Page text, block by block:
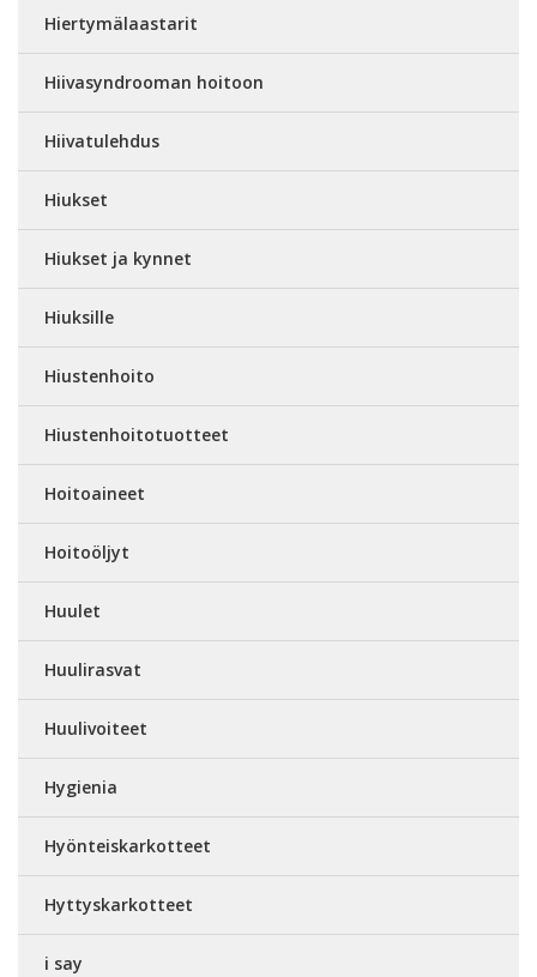
Hiertymälaastarit
Hiivasyndrooman hoitoon
Hiivatulehdus
Hiukset
Hiukset ja kynnet
Hiuksille
Hiustenhoito
Hiustenhoitotuotteet
Hoitoaineet
Hoitoöljyt
Huulet
Huulirasvat
Huulivoiteet
Hygienia
Hyönteiskarkotteet
Hyttyskarkotteet
i say